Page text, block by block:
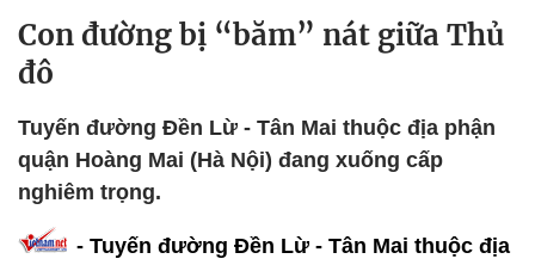
Con đường bị “băm” nát giữa Thủ
đô
Tuyến đường Đền Lừ - Tân Mai thuộc địa phận
quận Hoàng Mai (Hà Nội) đang xuống cấp
nghiêm trọng.
- Tuyến đường Đền Lừ - Tân Mai thuộc địa